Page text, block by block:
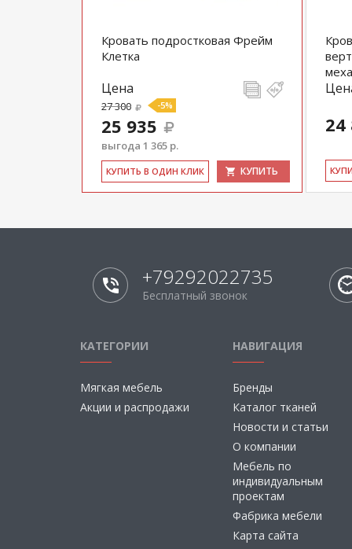
Кровать подростковая Фрейм
Клетка
Цена
27 300 -5%
25 935
выгода 1 365 р.
КУ­ПИТЬ В ОДИН КЛИК КУПИТЬ
24
+79292022735
Бесплатный звонок
КАТЕГОРИИ
Мягкая мебель
Акции и распродажи
НАВИГАЦИЯ
Бренды
Каталог тканей
Новости и статьи
О компании
Мебель по
индивидуальным
проектам
Фабрика мебели
Карта сайта